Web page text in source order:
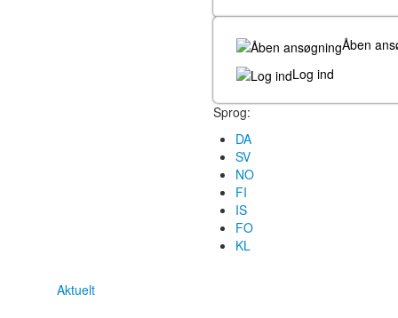
Åben
Log ind
Sprog:
DA
SV
NO
FI
IS
FO
KL
Aktuelt